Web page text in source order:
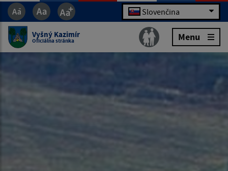
Slovenčina
Vyšný Kazimír
Oficiálna stránka Menu